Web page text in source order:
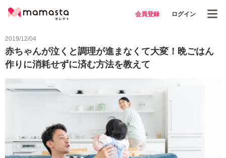
会員登録 ログイン
2019/12/04
赤ちゃんが泣くと調理が進まなくて大変！晩ごはん
作りに消耗せずに済む方法を教えて